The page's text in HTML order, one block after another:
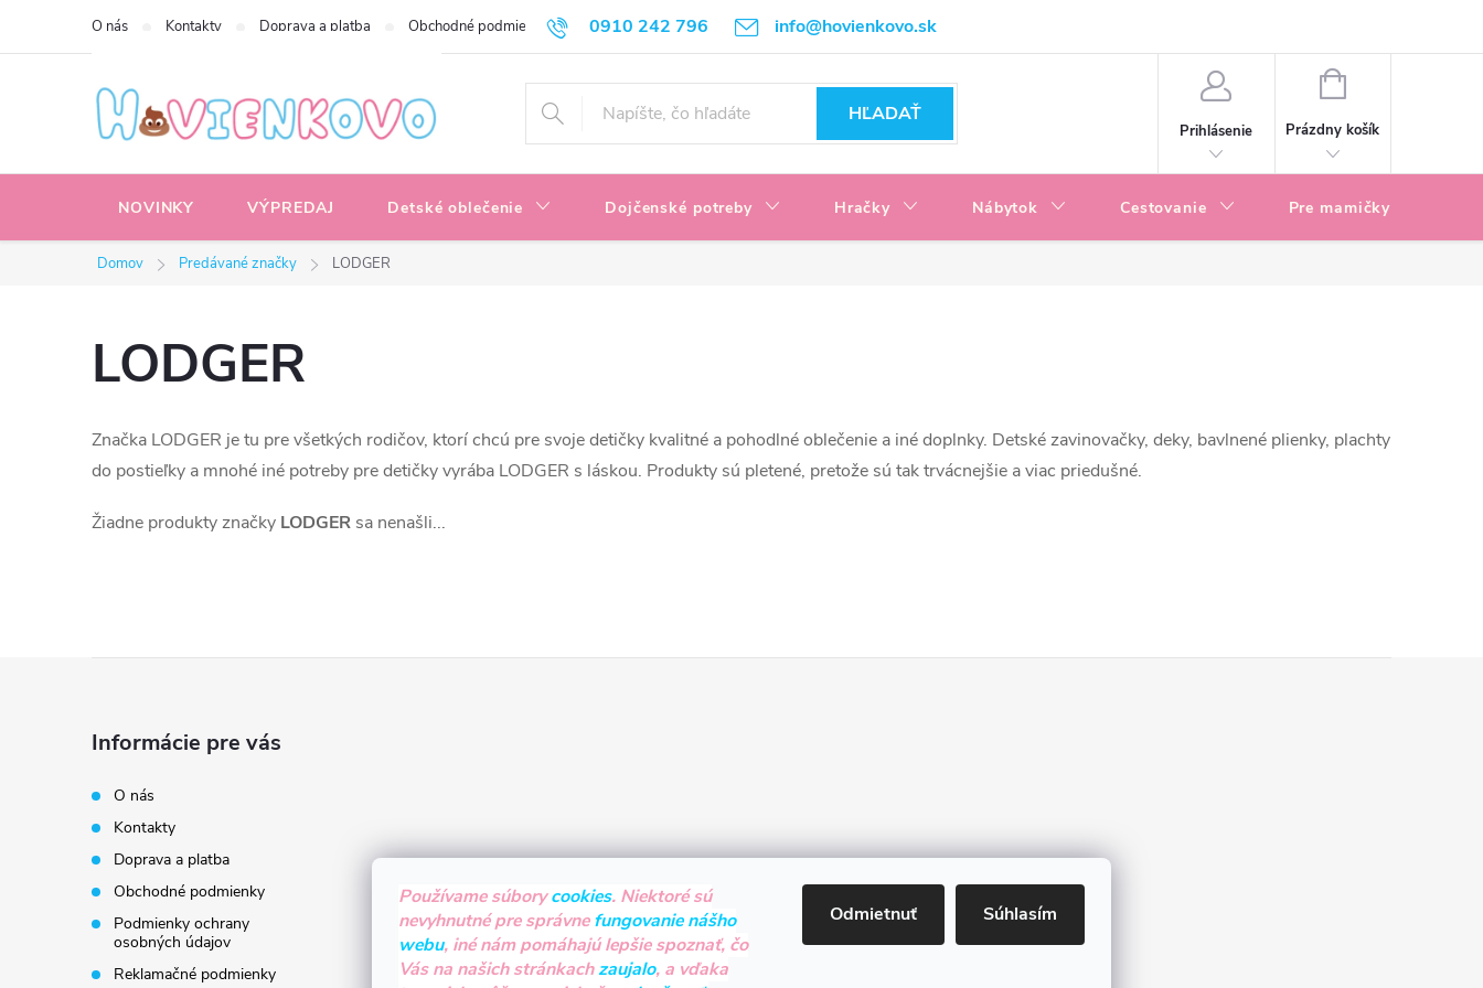
Používame súborycookies. Niektoré sú
nevyhnutné pre správnefungovanie nášho
webu, iné nám pomáhajú lepšie spoznať, čo
Vás na našich stránkachzaujalo, a vďaka
Odmietnuť Súhlasím
0910 242 796 info@hovienkovo.sk
O nás Kontakty Doprava a platba Obchodné podmienky Podmienky ochrany osobných údajov Reklamačné podmienky
HĽADAŤ
Prihlásenie
NÁKUPNÝ
Prázdny košík
NOVINKY VÝPREDAJ Detské oblečenie Dojčenské potreby Hračky Nábytok Cestovanie Pre mamičky
Domov Predávané značky LODGER
LODGER
Značka LODGER je tu pre všetkých rodičov, ktorí chcú pre svoje detičky kvalitné a pohodlné oblečenie a iné doplnky. Detské zavinovačky, deky, bavlnené plienky, plachty
do postieľky a mnohé iné potreby pre detičky vyrába LODGER s láskou. Produkty sú pletené, pretože sú tak trvácnejšie a viac priedušné.
Žiadne produkty značky LODGER sa nenašli...
Informácie pre vás
O nás
Kontakty
Doprava a platba
Obchodné podmienky
Podmienky ochrany
osobných údajov
Reklamačné podmienky